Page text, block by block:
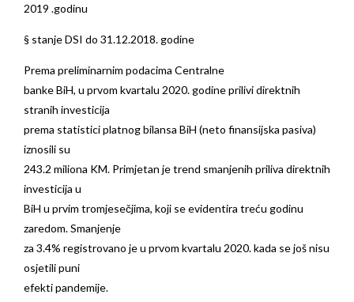
2019 .godinu
§ stanje DSI do 31.12.2018. godine
Prema preliminarnim podacima Centralne
banke BiH, u prvom kvartalu 2020. godine prilivi direktnih
stranih investicija
prema statistici platnog bilansa BiH (neto finansijska pasiva)
iznosili su
243.2 miliona KM. Primjetan je trend smanjenih priliva direktnih
investicija u
BiH u prvim tromjesečjima, koji se evidentira treću godinu
zaredom. Smanjenje
za 3.4% registrovano je u prvom kvartalu 2020. kada se još nisu
osjetili puni
efekti pandemije.